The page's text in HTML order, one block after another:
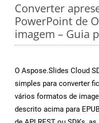
Converter
PowerPoint de
imagem – Guia
O Aspose.Slides Cloud
simples para converter
vários formatos de
descrito acima para